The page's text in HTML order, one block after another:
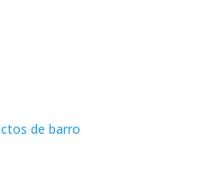
de barro